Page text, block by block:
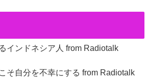
インドネシア人 from Radiotalk
そ自分を不幸にする from Radiotalk